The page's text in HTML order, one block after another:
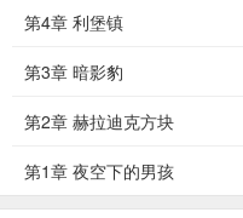
第4章 利堡镇
第3章 暗影豹
第2章 赫拉迪克方块
第1章 夜空下的男孩